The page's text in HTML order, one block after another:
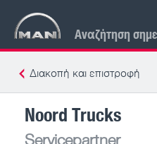
Αναζήτηση
Διακοπή και επιστροφή
Noord Trucks
Servicepartner